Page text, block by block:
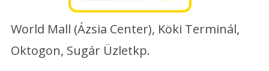
World Mall (Ázsia Center), Köki Terminál,
Oktogon, Sugár Üzletkp.